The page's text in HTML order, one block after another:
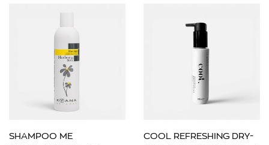
SHAMPOO ΜΕ
COOL REFRESHING DRY-